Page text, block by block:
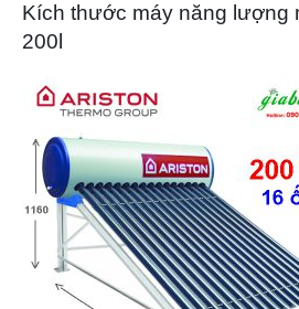
Kích thước máy năng lượng
200l